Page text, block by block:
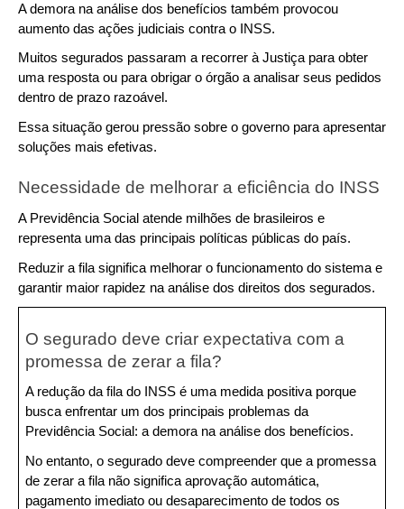
A demora na análise dos benefícios também provocou
aumento das ações judiciais contra o INSS.
Muitos segurados passaram a recorrer à Justiça para obter
uma resposta ou para obrigar o órgão a analisar seus pedidos
dentro de prazo razoável.
Essa situação gerou pressão sobre o governo para apresentar
soluções mais efetivas.
Necessidade de melhorar a eficiência do INSS
A Previdência Social atende milhões de brasileiros e
representa uma das principais políticas públicas do país.
Reduzir a fila significa melhorar o funcionamento do sistema e
garantir maior rapidez na análise dos direitos dos segurados.
O segurado deve criar expectativa com a
promessa de zerar a fila?
A redução da fila do INSS é uma medida positiva porque
busca enfrentar um dos principais problemas da
Previdência Social: a demora na análise dos benefícios.
No entanto, o segurado deve compreender que a promessa
de zerar a fila não significa aprovação automática,
pagamento imediato ou desaparecimento de todos os